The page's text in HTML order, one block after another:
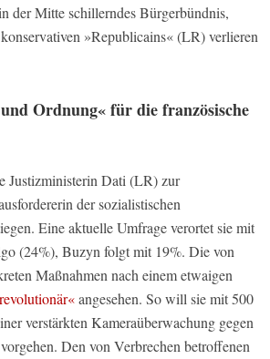
der Mitte schillerndes Bürgerbündnis,
»Republicains« (LR) verlieren
Ordnung« für die französische
Justizministerin Dati (LR) zur
der sozialistischen
Eine aktuelle Umfrage verortet sie mit
(24%), Buzyn folgt mit 19%. Die von
Maßnahmen nach einem etwaigen
angesehen. So will sie mit 500
verstärkten Kameraüberwachung gegen
Den von Verbrechen betroffenen